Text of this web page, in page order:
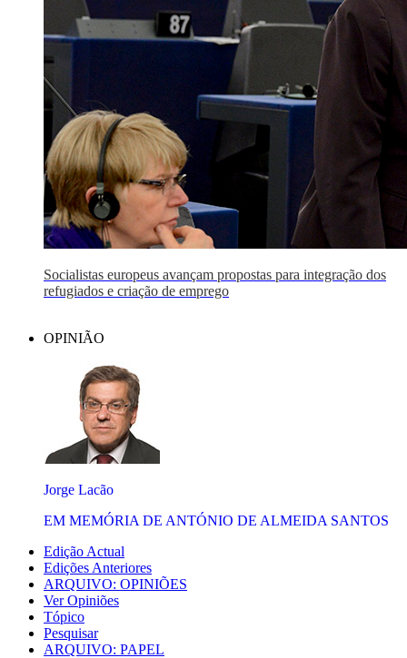
Socialistas europeus avançam propostas para integração dos
refugiados e criação de emprego
OPINIÃO
Jorge Lacão
EM MEMÓRIA DE ANTÓNIO DE ALMEIDA SANTOS
Edição Actual
Edições Anteriores
ARQUIVO: OPINIÕES
Ver Opiniões
Tópico
Pesquisar
ARQUIVO: PAPEL